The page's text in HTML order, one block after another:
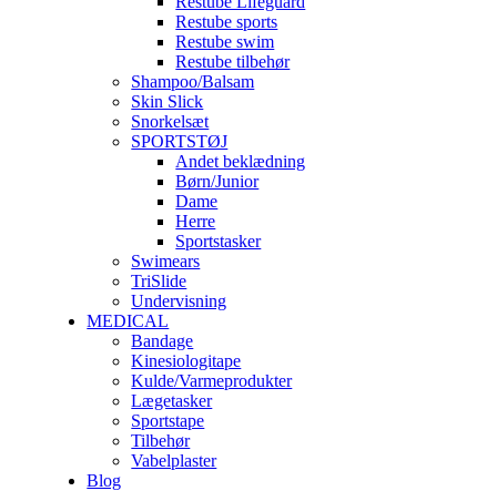
Restube sports
Restube swim
Restube tilbehør
Shampoo/Balsam
Skin Slick
Snorkelsæt
SPORTSTØJ
Andet beklædning
Børn/Junior
Dame
Herre
Sportstasker
Swimears
TriSlide
Undervisning
MEDICAL
Bandage
Kinesiologitape
Kulde/Varmeprodukter
Lægetasker
Sportstape
Tilbehør
Vabelplaster
Blog